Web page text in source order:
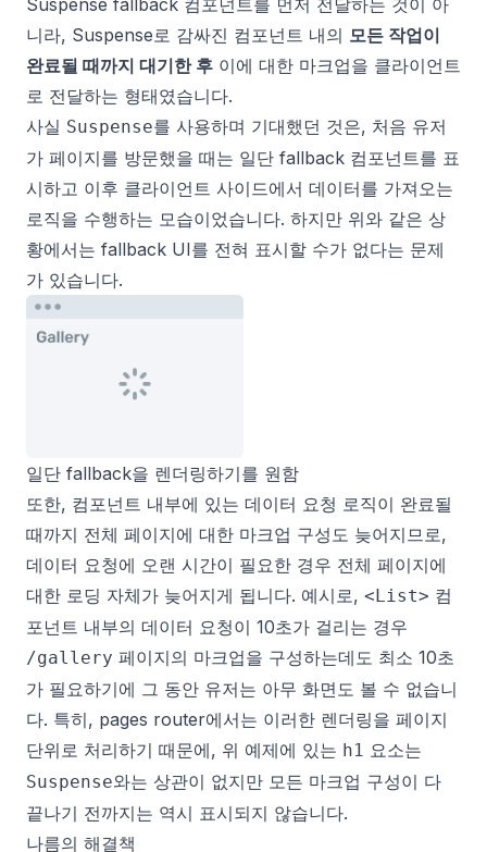
Suspense fallback 컴포넌트를 먼저 전달하는 것이 아
니라, Suspense로 감싸진 컴포넌트 내의 모든 작업이
완료될 때까지 대기한 후 이에 대한 마크업을 클라이언트
로 전달하는 형태였습니다.
사실 Suspense를 사용하며 기대했던 것은, 처음 유저
가 페이지를 방문했을 때는 일단 fallback 컴포넌트를 표
시하고 이후 클라이언트 사이드에서 데이터를 가져오는
로직을 수행하는 모습이었습니다. 하지만 위와 같은 상
황에서는 fallback UI를 전혀 표시할 수가 없다는 문제
가 있습니다.
일단 fallback을 렌더링하기를 원함
또한, 컴포넌트 내부에 있는 데이터 요청 로직이 완료될
때까지 전체 페이지에 대한 마크업 구성도 늦어지므로,
데이터 요청에 오랜 시간이 필요한 경우 전체 페이지에
대한 로딩 자체가 늦어지게 됩니다. 예시로, <List> 컴
포넌트 내부의 데이터 요청이 10초가 걸리는 경우
/gallery 페이지의 마크업을 구성하는데도 최소 10초
가 필요하기에 그 동안 유저는 아무 화면도 볼 수 없습니
다. 특히, pages router에서는 이러한 렌더링을 페이지
단위로 처리하기 때문에, 위 예제에 있는 h1 요소는
Suspense와는 상관이 없지만 모든 마크업 구성이 다
끝나기 전까지는 역시 표시되지 않습니다.
나름의 해결책